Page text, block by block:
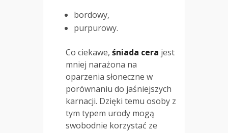
bordowy,
purpurowy.
Co ciekawe, śniada cera jest
mniej narażona na
oparzenia słoneczne w
porównaniu do jaśniejszych
karnacji. Dzięki temu osoby z
tym typem urody mogą
swobodnie korzystać ze